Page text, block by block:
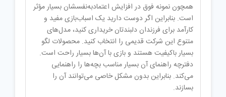
همچون نمونه فوق در افزایش اعتمادبه‌نفسشان بسیار مؤثر
است. بنابراین اگر دوست دارید یک اسباب‌بازی مفید و
کارآمد برای فرزندان دلبندتان خریداری کنید، مدل‌های
متنوع این شرکت قدیمی را انتخاب کنید. محصولات لگو
بسیار باکیفیت هستند و بازی با آن‌ها بسیار راحت است.
دفترچه راهنمای آن بسیار مناسب بچه‌ها را راهنمایی
می‌کند. بنابراین بدون مشکل خاصی می‌توانند آن را
بسازند.